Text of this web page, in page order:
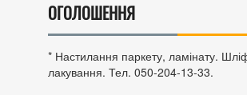
ОГОЛОШЕННЯ
* Настилання паркету, ламінату.
лакування. Тел. 050-204-13-33.